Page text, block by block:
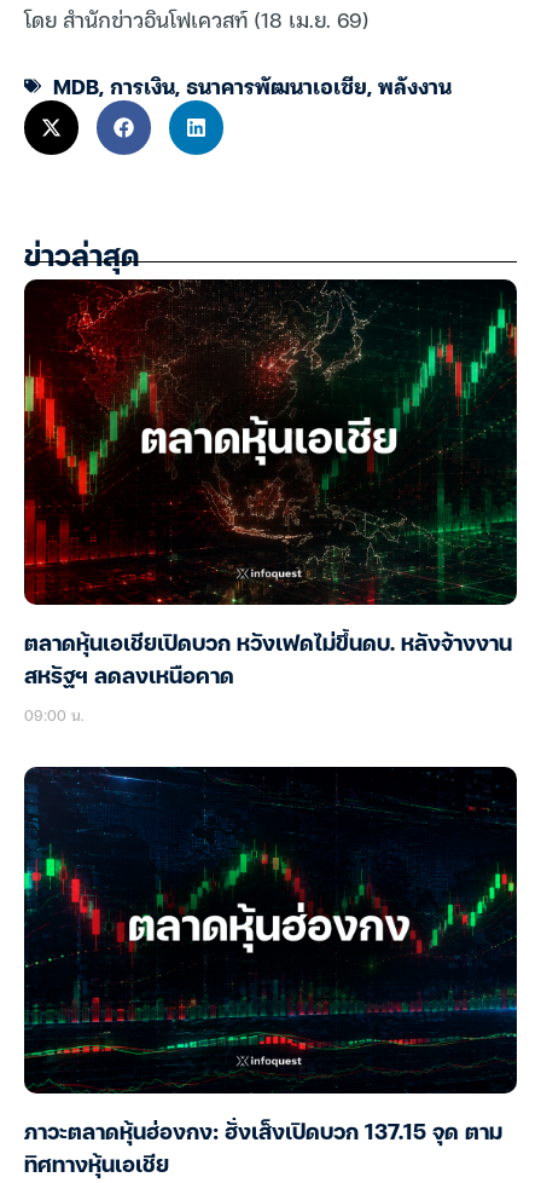
โดย สำนักข่าวอินโฟเควสท์ (18 เม.ย. 69)
MDB,การเงิน,ธนาคารพัฒนาเอเชีย,พลังงาน
ข่าวล่าสุด
ตลาดหุ้นเอเชียเปิดบวก หวังเฟดไม่ขึ้นดบ. หลังจ้างงาน
สหรัฐฯ ลดลงเหนือคาด
09:00 น.
ภาวะตลาดหุ้นฮ่องกง: ฮั่งเส็งเปิดบวก 137.15 จุด ตาม
ทิศทางหุ้นเอเชีย